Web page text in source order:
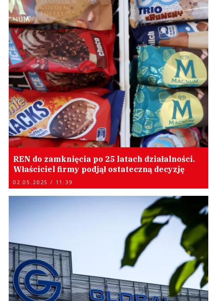
REN do zamknięcia po 25 latach działalności.
Właściciel firmy podjął ostateczną decyzję
02.05.2025 / 11:39